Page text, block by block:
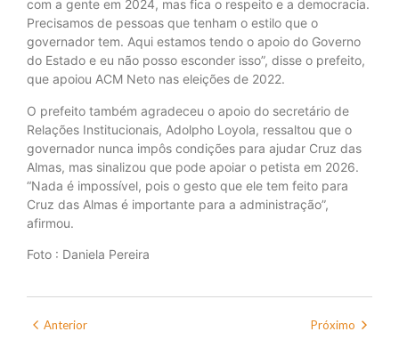
com a gente em 2024, mas fica o respeito e a democracia.
Precisamos de pessoas que tenham o estilo que o
governador tem. Aqui estamos tendo o apoio do Governo
do Estado e eu não posso esconder isso”, disse o prefeito,
que apoiou ACM Neto nas eleições de 2022.
O prefeito também agradeceu o apoio do secretário de
Relações Institucionais, Adolpho Loyola, ressaltou que o
governador nunca impôs condições para ajudar Cruz das
Almas, mas sinalizou que pode apoiar o petista em 2026.
“Nada é impossível, pois o gesto que ele tem feito para
Cruz das Almas é importante para a administração”,
afirmou.
Foto : Daniela Pereira
Anterior Próximo